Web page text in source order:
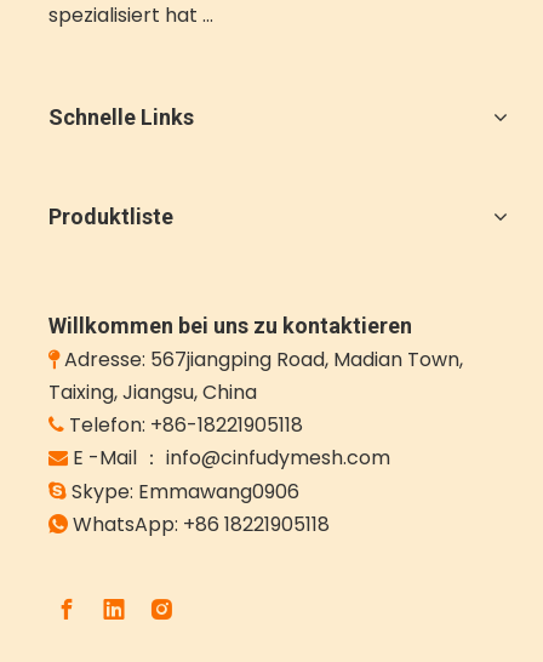
spezialisiert hat ...
Schnelle Links
Produktliste
Willkommen bei uns zu kontaktieren
Adresse: 567jiangping Road, Madian Town,
Taixing, Jiangsu, China
 Telefon: +86-18221905118
 E -Mail ： info@cinfudymesh.com
 Skype: Emmawang0906
 WhatsApp: +86 18221905118